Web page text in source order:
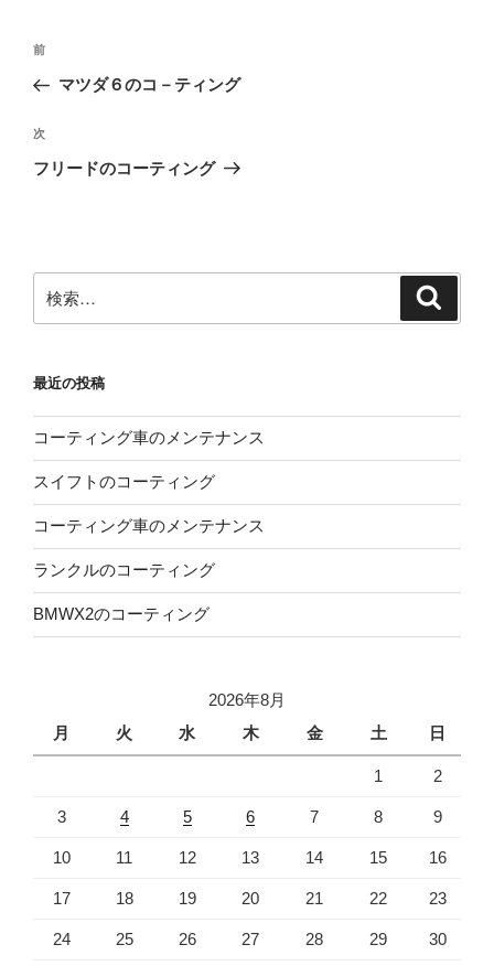
投
ナ
ビ
ゲ
ン
前
の
稿
前
マツダ６のコ－ティング
次
の
次
フリードのコーティング
索:
最近の投稿
コーティング車のメンテナンス
スイフトのコーティング
コーティング車のメンテナンス
ランクルのコーティング
BMWX2のコーティング
2026年8月
月
火 水 木 金 土 日
1 2
3 4 5 6 7 8 9
10 11 12 13 14 15 16
17 18 19 20 21 22 23
24 25 26 27 28 29 30